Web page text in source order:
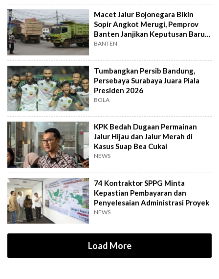
Macet Jalur Bojonegara Bikin
Sopir Angkot Merugi, Pemprov
Banten Janjikan Keputusan Baru 4
Hari Lagi
BANTEN
Tumbangkan Persib Bandung,
Persebaya Surabaya Juara Piala
Presiden 2026
BOLA
KPK Bedah Dugaan Permainan
Jalur Hijau dan Jalur Merah di
Kasus Suap Bea Cukai
NEWS
74 Kontraktor SPPG Minta
Kepastian Pembayaran dan
Penyelesaian Administrasi Proyek
NEWS
Load More